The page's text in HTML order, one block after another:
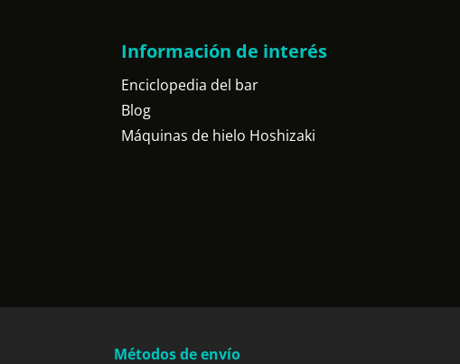
Información de interés
Enciclopedia del bar
Blog
Máquinas de hielo Hoshizaki
Métodos de envío